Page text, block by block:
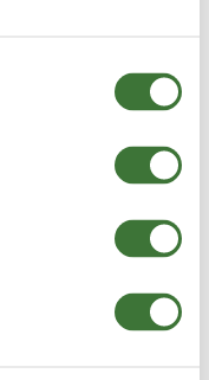
al estado actual de